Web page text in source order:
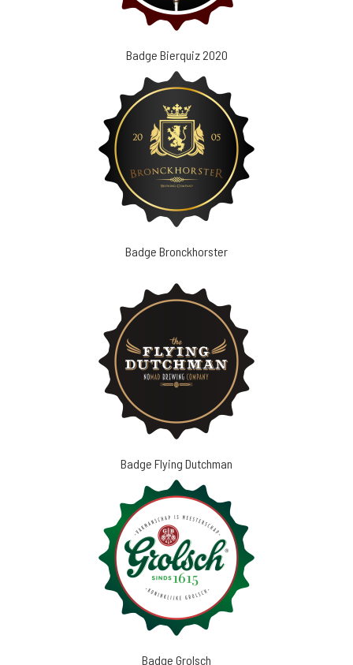
Badge Bierquiz 2020
Badge Bronckhorster
Badge Flying Dutchman
Badge Grolsch